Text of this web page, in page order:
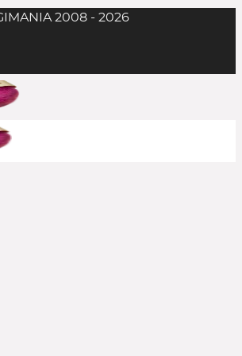
Einlösen mehrerer
einen Einkauf nicht möglich,
stets probieren. Die
Rabattcode und Gratis-
durchaus mal, insofern alle
erfüllt sind.
Produkte sind meist von
2008 - 2026